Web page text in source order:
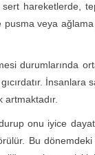
hareketlerde,
veya
durumlarında
İnsanlara
artmaktadır.
onu iyice
Bu dönemdeki